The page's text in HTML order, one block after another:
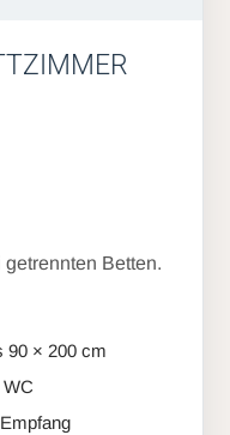
Betten.
90 × 200 cm